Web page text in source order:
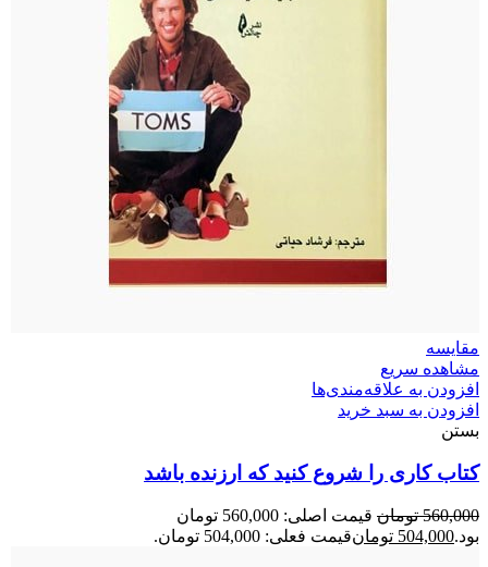
مقایسه
مشاهده سریع
افزودن به علاقه‌مندی‌ها
افزودن به سبد خرید
بستن
کتاب کاری را شروع کنید که ارزنده باشد
560,000 تومان
قیمت اصلی: 560,000 تومان
بود.504,000 تومانقیمت فعلی: 504,000 تومان.